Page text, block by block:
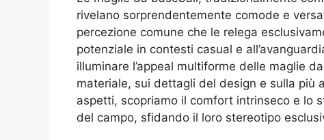
rivelano sorprendentemente comode e
percezione comune che le relega
potenziale in contesti casual e
illuminare l’appeal multiforme delle maglie
materiale, sui dettagli del design e sulla più
aspetti, scopriamo il comfort intrinseco e lo
del campo, sfidando il loro stereotipo